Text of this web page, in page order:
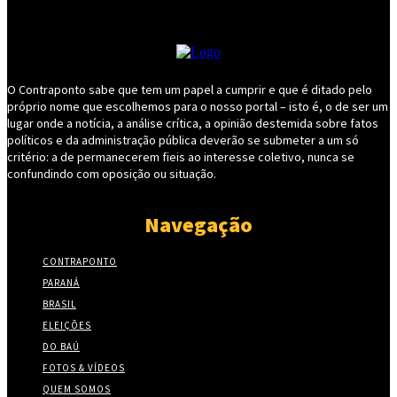
O Contraponto sabe que tem um papel a cumprir e que é ditado pelo
próprio nome que escolhemos para o nosso portal – isto é, o de ser um
lugar onde a notícia, a análise crítica, a opinião destemida sobre fatos
políticos e da administração pública deverão se submeter a um só
critério: a de permanecerem fieis ao interesse coletivo, nunca se
confundindo com oposição ou situação.
Navegação
CONTRAPONTO
PARANÁ
BRASIL
ELEIÇÕES
DO BAÚ
FOTOS & VÍDEOS
QUEM SOMOS